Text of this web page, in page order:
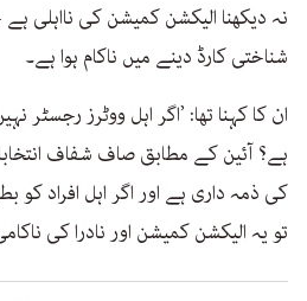
نہ دیکھنا الیکشن کمیشن کی نااہلی ہے
شناختی کارڈ دینے میں ناکام ہوا ہے۔
ان کا کہنا تھا: ’اگر اہل ووٹرز رجسٹر
ہے؟ آئین کے مطابق صاف شفاف
کی ذمہ داری ہے اور اگر اہل افراد کو
تو یہ الیکشن کمیشن اور نادرا کی